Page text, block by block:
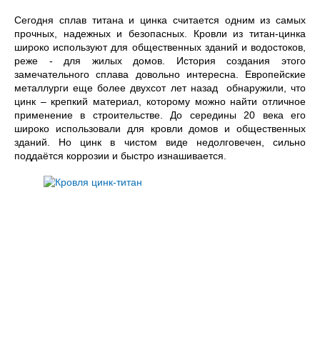
Сегодня сплав титана и цинка считается одним из самых
прочных, надежных и безопасных. Кровли из титан-цинка
широко используют для общественных зданий и водостоков,
реже - для жилых домов. История создания этого
замечательного сплава довольно интересна. Европейские
металлурги еще более двухсот лет назад обнаружили, что
цинк – крепкий материал, которому можно найти отличное
применение в строительстве. До середины 20 века его
широко использовали для кровли домов и общественных
зданий. Но цинк в чистом виде недолговечен, сильно
поддаётся коррозии и быстро изнашивается.